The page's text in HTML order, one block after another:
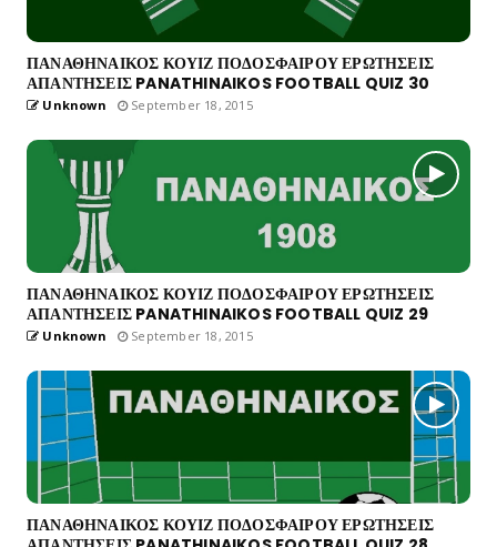
ΠΑΝΑΘΗΝΑΙΚΟΣ ΚΟΥΙΖ ΠΟΔΟΣΦΑΙΡΟΥ ΕΡΩΤΗΣΕΙΣ
ΑΠΑΝΤΗΣΕΙΣ PANATHINAIKOS FOOTBALL QUIZ 30
Unknown September 18, 2015
ΠΑΝΑΘΗΝΑΙΚΟΣ ΚΟΥΙΖ ΠΟΔΟΣΦΑΙΡΟΥ ΕΡΩΤΗΣΕΙΣ
ΑΠΑΝΤΗΣΕΙΣ PANATHINAIKOS FOOTBALL QUIZ 29
Unknown September 18, 2015
ΠΑΝΑΘΗΝΑΙΚΟΣ ΚΟΥΙΖ ΠΟΔΟΣΦΑΙΡΟΥ ΕΡΩΤΗΣΕΙΣ